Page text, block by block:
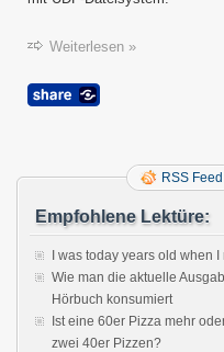
Weiterlesen »
RSS Feed
Empfohlene Lektüre:
I was today years old when
Wie man die aktuelle
Hörbuch konsumiert
Ist eine 60er Pizza mehr
zwei 40er Pizzen?